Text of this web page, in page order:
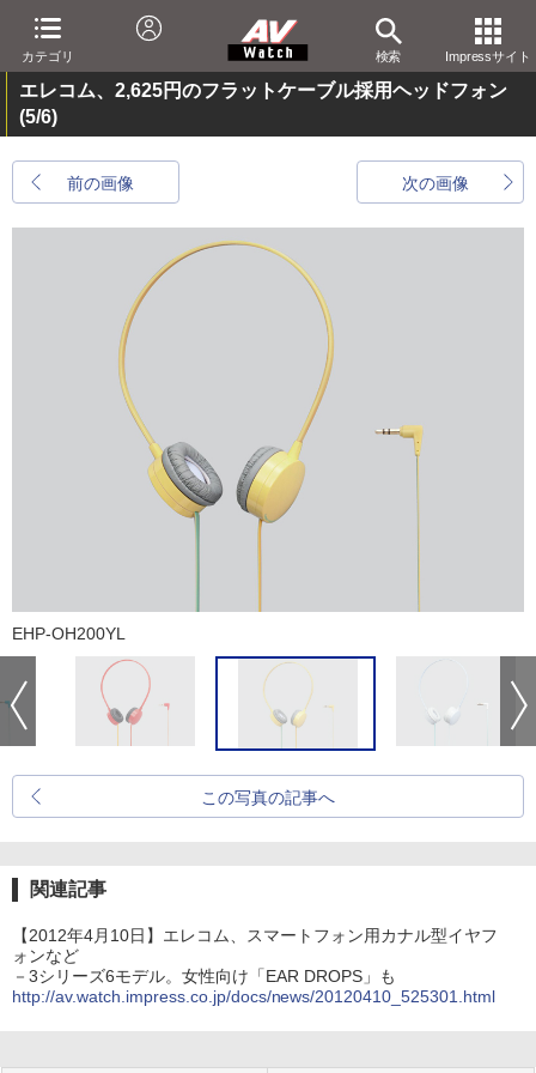
カテゴリ 検索 Impressサイト
エレコム、2,625円のフラットケーブル採用ヘッドフォン
(5/6)
前の画像 次の画像
EHP-OH200YL
この写真の記事へ
関連記事
【2012年4月10日】エレコム、スマートフォン用カナル型イヤフ
ォンなど
－3シリーズ6モデル。女性向け「EAR DROPS」も
http://av.watch.impress.co.jp/docs/news/20120410_525301.html